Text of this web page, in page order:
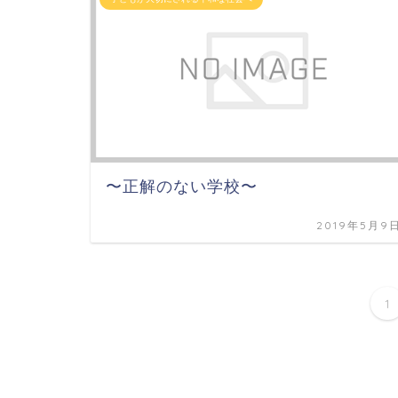
〜正解のない学校〜
2019年5月9日
1